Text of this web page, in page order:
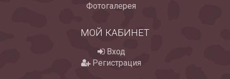
Фотогалерея
МОЙ КАБИНЕТ
Вход
Регистрация